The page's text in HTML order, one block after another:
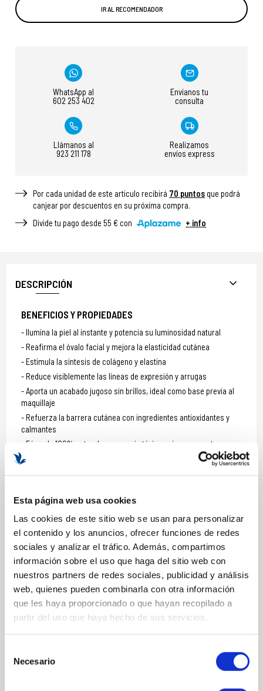
Esta página web usa cookies
Las cookies de este sitio web se usan para personalizar
el contenido y los anuncios, ofrecer funciones de redes
sociales y analizar el tráfico. Además, compartimos
información sobre el uso que haga del sitio web con
nuestros partners de redes sociales, publicidad y análisis
web, quienes pueden combinarla con otra información
que les haya proporcionado o que hayan recopilado a
partir del uso que haya hecho de sus servicios.
Necesario
IR AL RECOMENDADOR
WhatsApp al
602 253 402
Envíanos tu
consulta
Llámanos al
923 211 178
Realizamos
envíos express
Por cada unidad de este articulo recibirá 70 puntos que podrá
canjear por descuentos en su próxima compra.
Divide tu pago desde 55 € con
+ info
DESCRIPCIÓN
BENEFICIOS Y PROPIEDADES
Ilumina la piel al instante y potencia su luminosidad natural
Reafirma el óvalo facial y mejora la elasticidad cutánea
Estimula la síntesis de colágeno y elastina
Reduce visiblemente las líneas de expresión y arrugas
Aporta un acabado jugoso sin brillos, ideal como base previa al
maquillaje
Refuerza la barrera cutánea con ingredientes antioxidantes y
calmantes
Fórmula 100% natural, vegana, sin tóxicos ni conservantes
sintéticos
Formato: 30ml
COMPOSICIÓN
ACTIVOS
Bakuchiol
Ácido hialurónico
Cannabidiol
Kannabia Sense
Niacinamida
Aloe vera